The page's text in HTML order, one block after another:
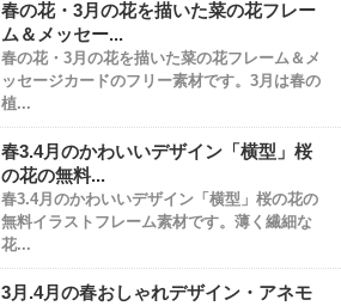
春の花・3月の花を描いた菜の花フレー
ム＆メッセー...
春の花・3月の花を描いた菜の花フレーム＆メ
ッセージカードのフリー素材です。3月は春の
植...
春3.4月のかわいいデザイン「横型」桜
の花の無料...
春3.4月のかわいいデザイン「横型」桜の花の
無料イラストフレーム素材です。薄く繊細な
花...
3月.4月の春おしゃれデザイン・アネモ